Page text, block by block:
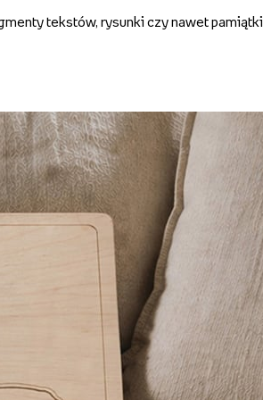
tekstów, rysunki czy nawet pamiątki